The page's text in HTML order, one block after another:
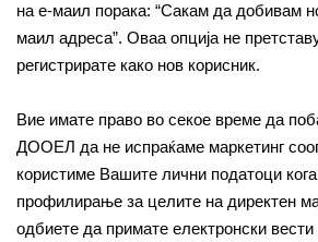
на е-маил порака: “Сакам да добивам
маил адреса”. Оваа опција не
регистрирате како нов корисник.
Вие имате право во секое време да
ДООЕЛ да не испраќаме маркетинг
користиме Вашите лични податоци
профилирање за целите на директен
одбиете да примате електронски вести